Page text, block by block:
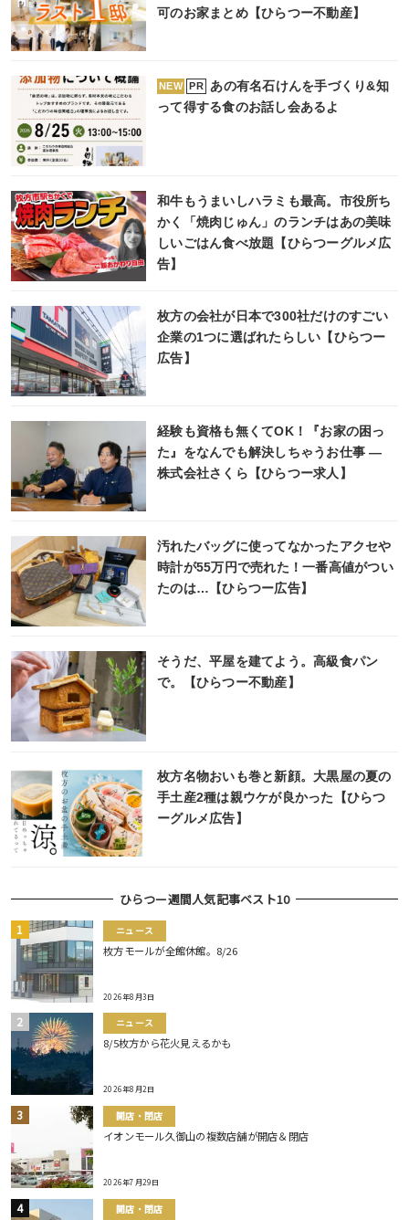
可のお家まとめ【ひらつー不動産】
NEW PR
あの有名石けんを手づくり&知
って得する食のお話し会あるよ
和牛もうまいしハラミも最高。市役所ち
かく「焼肉じゅん」のランチはあの美味
しいごはん食べ放題【ひらつーグルメ広
告】
枚方の会社が日本で300社だけのすごい
企業の1つに選ばれたらしい【ひらつー
広告】
経験も資格も無くてOK！『お家の困っ
た』をなんでも解決しちゃうお仕事 ―
株式会社さくら【ひらつー求人】
汚れたバッグに使ってなかったアクセや
時計が55万円で売れた！一番高値がつい
たのは…【ひらつー広告】
そうだ、平屋を建てよう。高級食パン
で。【ひらつー不動産】
枚方名物おいも巻と新顔。大黒屋の夏の
手土産2種は親ウケが良かった【ひらつ
ーグルメ広告】
ひらつー週間人気記事ベスト10
ニュース
枚方モールが全館休館。8/26
2026年8月3日
ニュース
8/5枚方から花火見えるかも
2026年8月2日
開店・閉店
イオンモール久御山の複数店舗が開店＆閉店
2026年7月29日
開店・閉店